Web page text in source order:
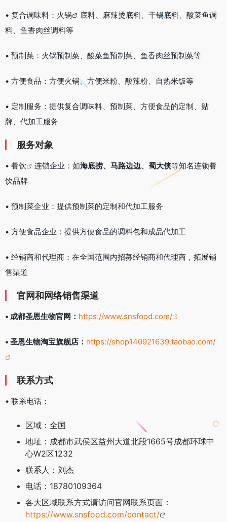
• 复合调味料： 火锅
底料、麻辣烫底料、干锅底料、酸菜鱼调
料、鱼香肉丝调料等
• 预制菜：火锅预制菜、酸菜鱼预制菜、鱼香肉丝预制菜等
• 方便食品：方便火锅、方便米粉、酸辣粉、自热米饭等
• 定制服务：提供复合调味料、预制菜、方便食品的定制、贴
牌、代加工服务
服务对象
• 餐饮 连锁企业：如海底捞、马路边边、蜀大侠等知名连锁餐
饮品牌
• 预制菜企业：提供预制菜的定制和代加工服务
• 方便食品企业：提供方便食品的调料包和成品代加工
• 经销商和代理商：在全国范围内招募经销商和代理商，拓展销
售渠道
官网和网络销售渠道
• 成都圣恩生物官网： https://www.snsfood.com/
• 圣恩生物淘宝旗舰店： https://shop140921639.taobao.com/
联系方式
• 联系电话：
区域：全国
地址：成都市武侯区益州大道北段1665号成都环球中
心W2区1232
联系人：刘杰
电话：18780109364
各大区域联系方式请访问官网联系页面：
https://www.snsfood.com/contact/